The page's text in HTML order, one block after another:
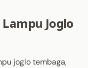
Joglo
joglo tembaga,